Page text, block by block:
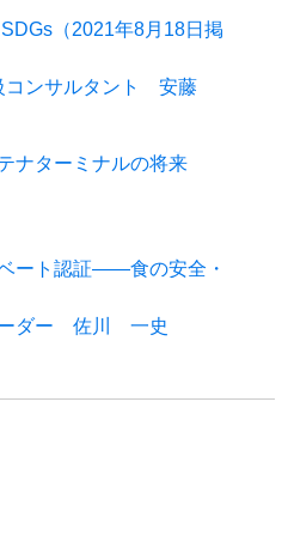
（2021年8月18日掲
コンサルタント 安藤
ナターミナルの将来
ート認証――食の安全・
ーダー 佐川 一史